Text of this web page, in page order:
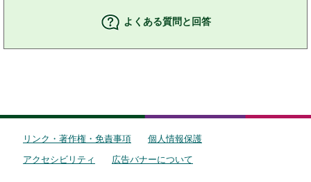
よくある質問と回答
リンク・著作権・免責事項
個人情報保護
アクセシビリティ
広告バナーについて